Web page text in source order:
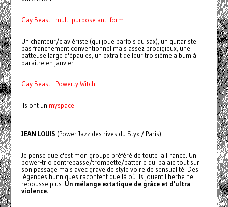
Gay Beast - multi-purpose anti-form
Un chanteur/claviériste (qui joue parfois du sax), un guitariste
pas franchement conventionnel mais assez prodigieux, une
batteuse large d'épaules, un extrait de leur troisième album à
paraître en janvier :
Gay Beast - Powerty Witch
Ils ont un myspace
JEAN LOUIS (Power Jazz des rives du Styx / Paris)
Je pense que c'est mon groupe préféré de toute la France. Un
power-trio contrebasse/trompette/batterie qui balaie tout sur
son passage mais avec grave de style voire de sensualité. Des
légendes hunniques racontent que là où ils jouent l'herbe ne
repousse plus. Un mélange extatique de grâce et d'ultra
violence.